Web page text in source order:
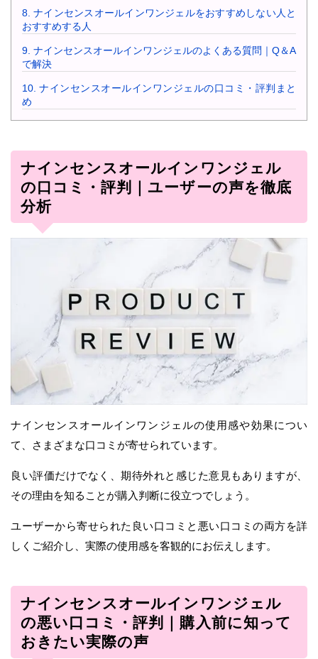
8. ナインセンスオールインワンジェルをおすすめしない人と
おすすめする人
9. ナインセンスオールインワンジェルのよくある質問｜Q＆A
で解決
10. ナインセンスオールインワンジェルの口コミ・評判まと
め
ナインセンスオールインワンジェル
の口コミ・評判｜ユーザーの声を徹底
分析
ナインセンスオールインワンジェルの使用感や効果につい
て、さまざまな口コミが寄せられています。
良い評価だけでなく、期待外れと感じた意見もありますが、
その理由を知ることが購入判断に役立つでしょう。
ユーザーから寄せられた良い口コミと悪い口コミの両方を詳
しくご紹介し、実際の使用感を客観的にお伝えします。
ナインセンスオールインワンジェル
の悪い口コミ・評判｜購入前に知って
おきたい実際の声